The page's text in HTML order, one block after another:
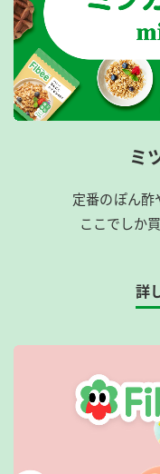
ミ
定番のぽん酢
ここでしか
詳